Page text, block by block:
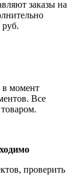
заказы на
руб.
в момент
Все
проверить